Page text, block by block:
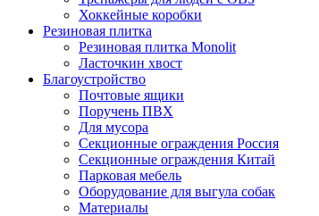
Хоккейные коробки
Резиновая плитка
Резиновая плитка Monolit
Ласточкин хвост
Благоустройство
Почтовые ящики
Поручень ПВХ
Для мусора
Секционные ограждения Россия
Секционные ограждения Китай
Парковая мебель
Оборудование для выгула собак
Материалы